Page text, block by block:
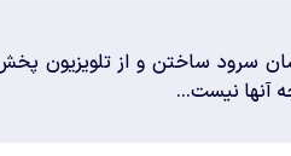
سرود ساختن و از تلویزیون
آنها نیست...